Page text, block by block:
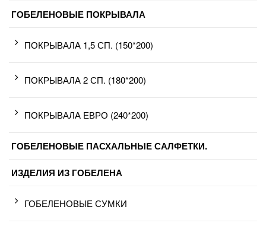
ГОБЕЛЕНОВЫЕ ПОКРЫВАЛА
ПОКРЫВАЛА 1,5 СП. (150*200)
ПОКРЫВАЛА 2 СП. (180*200)
ПОКРЫВАЛА ЕВРО (240*200)
ГОБЕЛЕНОВЫЕ ПАСХАЛЬНЫЕ САЛФЕТКИ.
ИЗДЕЛИЯ ИЗ ГОБЕЛЕНА
ГОБЕЛЕНОВЫЕ СУМКИ